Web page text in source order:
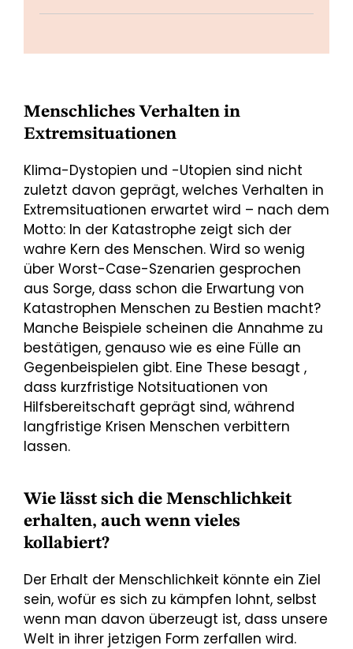
Menschliches Verhalten in
Extremsituationen
Klima-Dystopien und -Utopien sind nicht
zuletzt davon geprägt, welches Verhalten in
Extremsituationen erwartet wird – nach dem
Motto: In der Katastrophe zeigt sich der
wahre Kern des Menschen. Wird so wenig
über Worst-Case-Szenarien gesprochen
aus Sorge, dass schon die Erwartung von
Katastrophen Menschen zu Bestien macht?
Manche Beispiele scheinen die Annahme zu
bestätigen, genauso wie es eine Fülle an
Gegenbeispielen gibt. Eine These besagt ,
dass kurzfristige Notsituationen von
Hilfsbereitschaft geprägt sind, während
langfristige Krisen Menschen verbittern
lassen.
Wie lässt sich die Menschlichkeit
erhalten, auch wenn vieles
kollabiert?
Der Erhalt der Menschlichkeit könnte ein Ziel
sein, wofür es sich zu kämpfen lohnt, selbst
wenn man davon überzeugt ist, dass unsere
Welt in ihrer jetzigen Form zerfallen wird.